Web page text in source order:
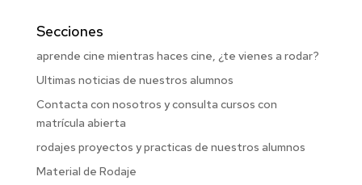
Secciones
aprende cine mientras haces cine, ¿te vienes a rodar?
Ultimas noticias de nuestros alumnos
Contacta con nosotros y consulta cursos con
matrícula abierta
rodajes proyectos y practicas de nuestros alumnos
Material de Rodaje